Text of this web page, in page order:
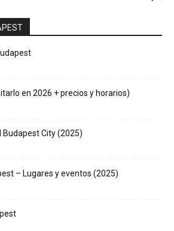
en 2026 + precios y horarios)
Budapest City (2025)
– Lugares y eventos (2025)